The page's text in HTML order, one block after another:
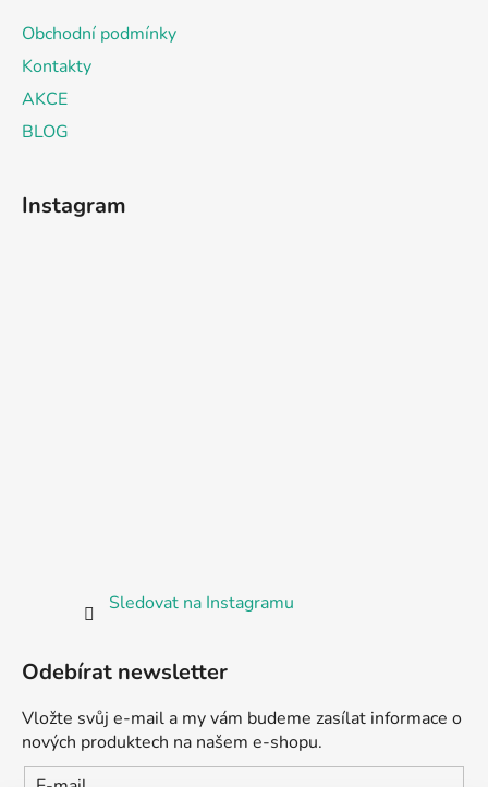
Obchodní podmínky
Kontakty
AKCE
BLOG
Instagram
Sledovat na Instagramu
Odebírat newsletter
Vložte svůj e-mail a my vám budeme zasílat informace o
nových produktech na našem e-shopu.